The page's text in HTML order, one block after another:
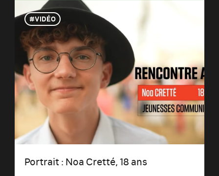
VIDÉO
Portrait : Noa Cretté, 18 ans